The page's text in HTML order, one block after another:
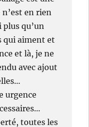
en rien
plus qu’un
qui aiment et
et là, je ne
avec ajout
urgence
toutes les